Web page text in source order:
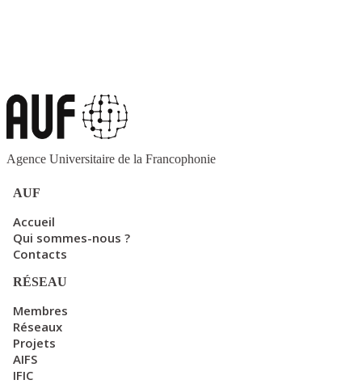
Agence Universitaire de la Francophonie
AUF
Accueil
Qui sommes-nous ?
Contacts
RÉSEAU
Membres
Réseaux
Projets
AIFS
IFIC